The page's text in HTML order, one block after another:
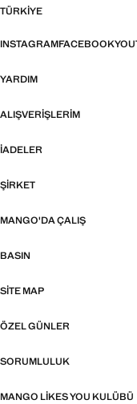
TÜRKIYE
INSTAGRAMFACEBOOK
YARDIM
ALIŞVERIŞLERIM
İADELER
ŞIRKET
MANGO'DA ÇALIŞ
BASIN
SITE MAP
ÖZEL GÜNLER
SORUMLULUK
MANGO LIKES YOU KULÜBÜ